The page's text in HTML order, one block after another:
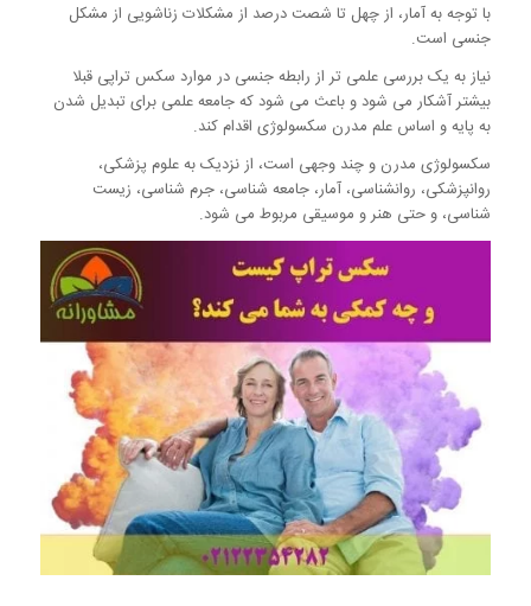
با توجه به آمار، از چهل تا شصت درصد از مشکلات زناشویی از مشکل
جنسی است.
نیاز به یک بررسی علمی تر از رابطه جنسی در موارد سکس تراپی قبلا
بیشتر آشکار می شود و باعث می شود که جامعه علمی برای تبدیل شدن
به پایه و اساس علم مدرن سکسولوژی اقدام کند.
سکسولوژی مدرن و چند وجهی است، از نزدیک به علوم پزشکی،
روانپزشکی، روانشناسی، آمار، جامعه شناسی، جرم شناسی، زیست
شناسی، و حتی هنر و موسیقی مربوط می شود.